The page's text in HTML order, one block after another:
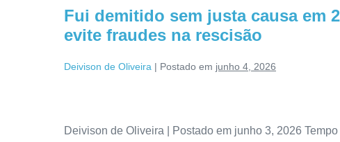
Fui demitido sem justa causa em
evite fraudes na rescisão
Deivison de Oliveira | Postado em junho 4, 2026
Deivison de Oliveira | Postado em junho 3, 2026